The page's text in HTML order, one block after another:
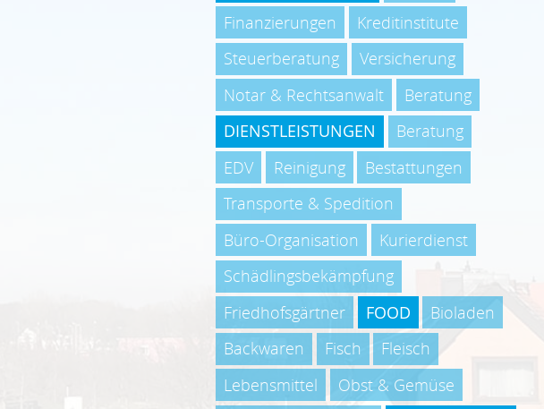
Finanzierungen
Kreditinstitute
Steuerberatung
Versicherung
Notar & Rechtsanwalt
Beratung
DIENSTLEISTUNGEN
Beratung
EDV
Reinigung
Bestattungen
Transporte & Spedition
Büro-Organisation
Kurierdienst
Schädlingsbekämpfung
Friedhofsgärtner
FOOD
Bioladen
Backwaren
Fisch
Fleisch
Lebensmittel
Obst & Gemüse